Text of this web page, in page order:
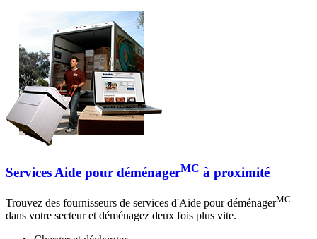
Services Aide pour déménagerMC à proximité
Trouvez des fournisseurs de services d'Aide pour déménagerMC
dans votre secteur et déménagez deux fois plus vite.